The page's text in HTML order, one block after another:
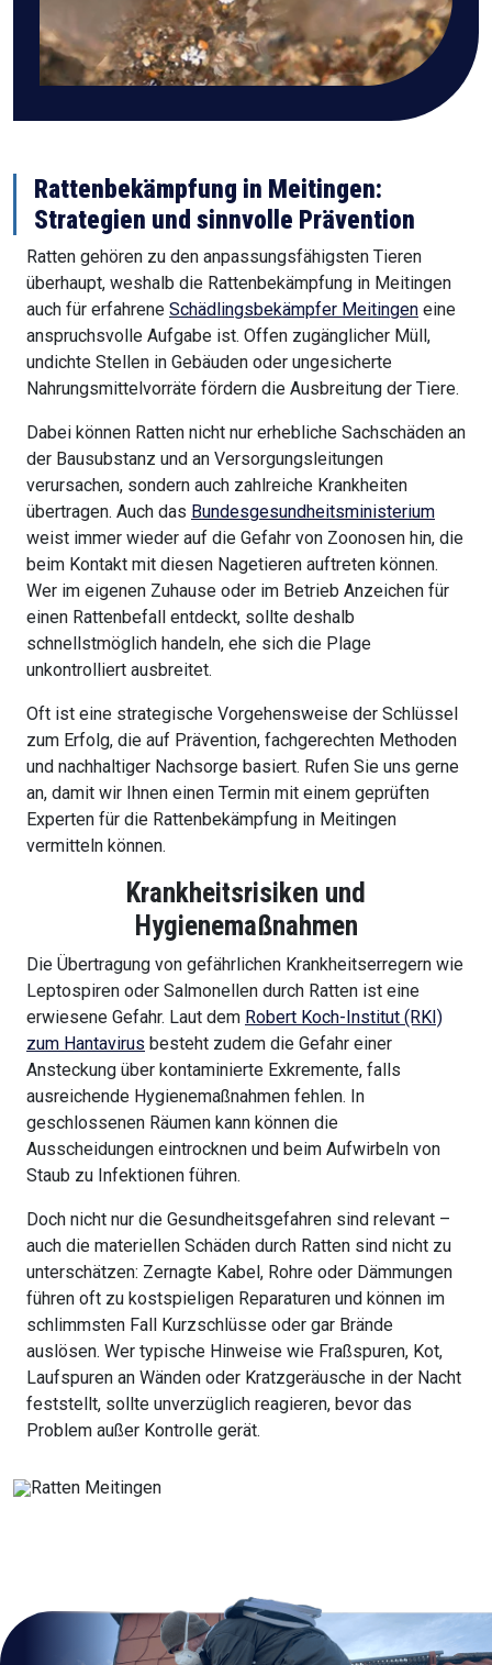
Rattenbekämpfung in Meitingen:
Strategien und sinnvolle Prävention
Ratten gehören zu den anpassungsfähigsten Tieren
überhaupt, weshalb die Rattenbekämpfung in Meitingen
auch für erfahrene Schädlingsbekämpfer Meitingen eine
anspruchsvolle Aufgabe ist. Offen zugänglicher Müll,
undichte Stellen in Gebäuden oder ungesicherte
Nahrungsmittelvorräte fördern die Ausbreitung der Tiere.
Dabei können Ratten nicht nur erhebliche Sachschäden an
der Bausubstanz und an Versorgungsleitungen
verursachen, sondern auch zahlreiche Krankheiten
übertragen. Auch das Bundesgesundheitsministerium
weist immer wieder auf die Gefahr von Zoonosen hin, die
beim Kontakt mit diesen Nagetieren auftreten können.
Wer im eigenen Zuhause oder im Betrieb Anzeichen für
einen Rattenbefall entdeckt, sollte deshalb
schnellstmöglich handeln, ehe sich die Plage
unkontrolliert ausbreitet.
Oft ist eine strategische Vorgehensweise der Schlüssel
zum Erfolg, die auf Prävention, fachgerechten Methoden
und nachhaltiger Nachsorge basiert. Rufen Sie uns gerne
an, damit wir Ihnen einen Termin mit einem geprüften
Experten für die Rattenbekämpfung in Meitingen
vermitteln können.
Krankheitsrisiken und
Hygienemaßnahmen
Die Übertragung von gefährlichen Krankheitserregern wie
Leptospiren oder Salmonellen durch Ratten ist eine
erwiesene Gefahr. Laut dem Robert Koch-Institut (RKI)
zum Hantavirus besteht zudem die Gefahr einer
Ansteckung über kontaminierte Exkremente, falls
ausreichende Hygienemaßnahmen fehlen. In
geschlossenen Räumen kann können die
Ausscheidungen eintrocknen und beim Aufwirbeln von
Staub zu Infektionen führen.
Doch nicht nur die Gesundheitsgefahren sind relevant –
auch die materiellen Schäden durch Ratten sind nicht zu
unterschätzen: Zernagte Kabel, Rohre oder Dämmungen
führen oft zu kostspieligen Reparaturen und können im
schlimmsten Fall Kurzschlüsse oder gar Brände
auslösen. Wer typische Hinweise wie Fraßspuren, Kot,
Laufspuren an Wänden oder Kratzgeräusche in der Nacht
feststellt, sollte unverzüglich reagieren, bevor das
Problem außer Kontrolle gerät.